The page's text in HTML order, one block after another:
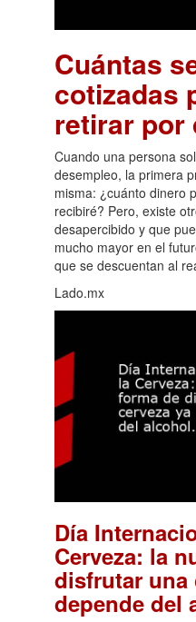
Cuántas
cotizadas
retirar por
Cuando una persona
desempleo, la primera
misma: ¿cuánto dinero
recibiré? Pero, existe
desapercibido y que
mucho mayor en el
que se descuentan al
Lado.mx
Día
Cerveza: la
disfrutar una
depende del